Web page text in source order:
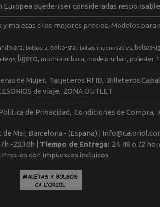
Europea pueden ser consideradas
maletas a los mejores precios. Modelos para
bolso-sra bolso-sra. bolsos-impermeables bolsos-
bags ligero mochila-urbana modelo-urban poliester-
de Mujer Tarjeteros RFID Billeteros
de viaje ZONA OUTLET
de Privacidad Condiciones de Compra
de Mar, Barcelona - (España) |
-20.30h | Tiempo de Entrega: 24, 48 o 72
Precios con Impuestos incluidos